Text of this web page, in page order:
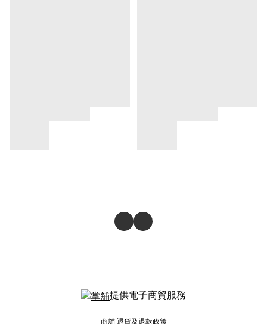
提供電子商貿服務
商舖 退貨及退款政策